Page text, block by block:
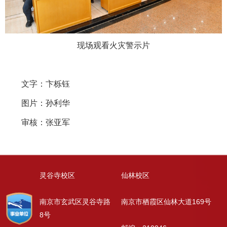
现场观看火灾警示片
文字：卞栎钰
图片：孙利华
审核：张亚军
灵谷寺校区
南京市玄武区灵谷寺路
8号
仙林校区
南京市栖霞区仙林大道169号